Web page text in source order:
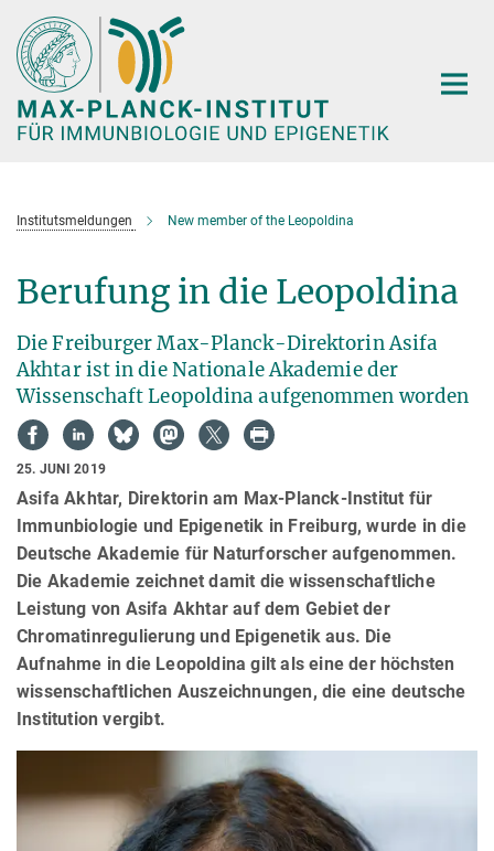
Hauptinhalt
Institutsmeldungen New member of the Leopoldina
Berufung in die Leopoldina
Die Freiburger Max-Planck-Direktorin Asifa
Akhtar ist in die Nationale Akademie der
Wissenschaft Leopoldina aufgenommen worden
25. JUNI 2019
Asifa Akhtar, Direktorin am Max-Planck-Institut für
Immunbiologie und Epigenetik in Freiburg, wurde in die
Deutsche Akademie für Naturforscher aufgenommen.
Die Akademie zeichnet damit die wissenschaftliche
Leistung von Asifa Akhtar auf dem Gebiet der
Chromatinregulierung und Epigenetik aus. Die
Aufnahme in die Leopoldina gilt als eine der höchsten
wissenschaftlichen Auszeichnungen, die eine deutsche
Institution vergibt.